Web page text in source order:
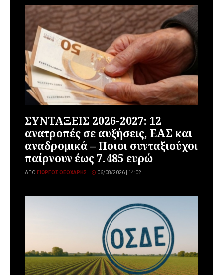
ΣΥΝΤΑΞΕΙΣ 2026-2027: 12
ανατροπές σε αυξήσεις, ΕΑΣ και
αναδρομικά – Ποιοι συνταξιούχοι
παίρνουν έως 7.485 ευρώ
ΑΠΌ ΓΙΏΡΓΟΣ ΘΕΟΧΆΡΗΣ 06/08/2026 | 14:02